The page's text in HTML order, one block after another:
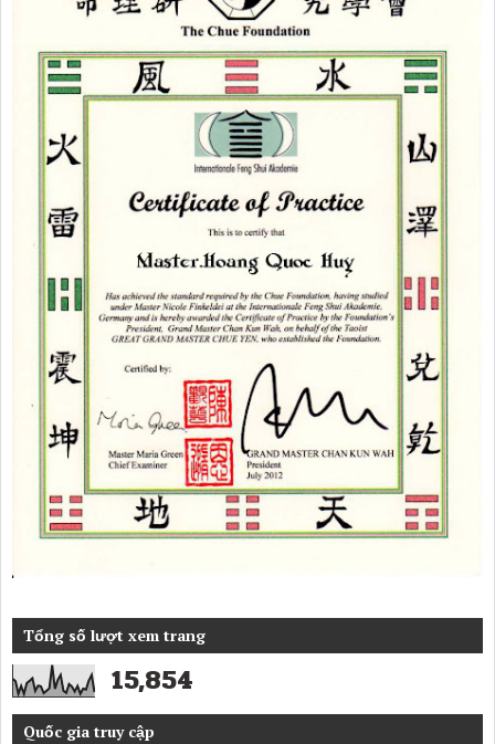
Tổng số lượt xem trang
15,854
Quốc gia truy cập